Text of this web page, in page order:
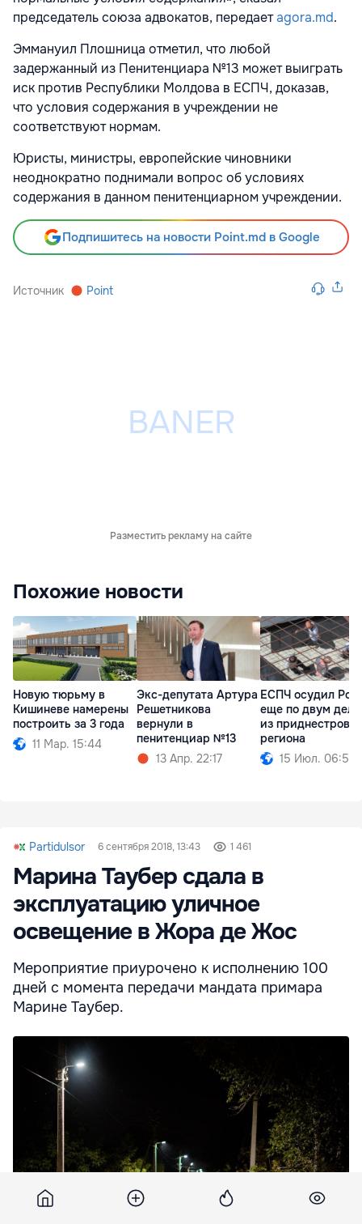
председатель союза адвокатов, передаетagora.md.
Эммануил Плошница отметил, что любой
задержанный из Пенитенциара №13 может выиграть
иск против Республики Молдова в ЕСПЧ, доказав,
что условия содержания в учреждении не
соответствуют нормам.
Юристы, министры, европейские чиновники
неоднократно поднимали вопрос об условиях
содержания в данном пенитенциарном учреждении.
Подпишитесь на новости Point.md в Google
Источник Point
Разместить рекламу на сайте
Похожие новости
Новую тюрьму в
Кишиневе намерены
построить за 3 года
11 Мар. 15:44
Экс-депутата Артура
Решетникова
вернули в
пенитенциар №13
13 Апр. 22:17
ЕСПЧ осудил
еще по двум
из
региона
15 Июл. 06:50
Partidulsor 6 сентября 2018, 13:43 1 461
Марина Таубер сдала в
эксплуатацию уличное
освещение в Жора де Жос
Мероприятие приурочено к исполнению 100
дней с момента передачи мандата примара
Марине Таубер.